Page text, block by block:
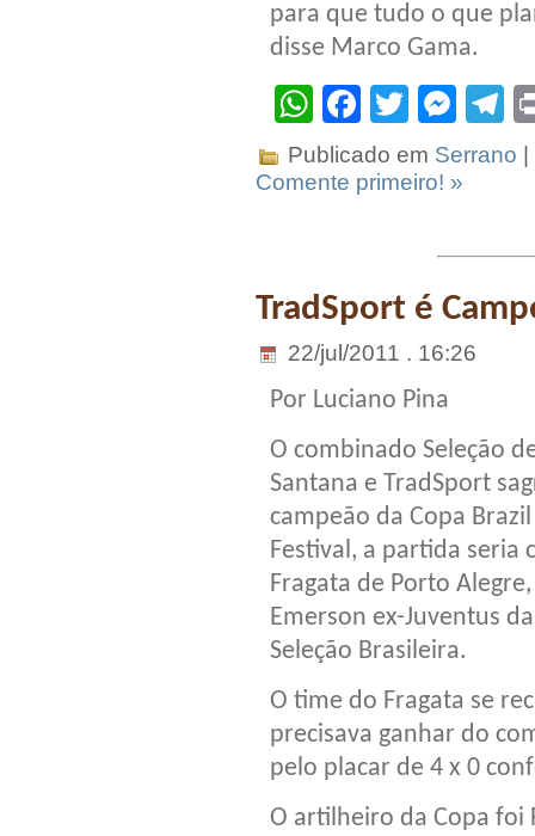
para que tudo o que
disse Marco Gama.
WhatsApp
Facebook
Twitter
Publicado em Serrano
Comente primeiro! »
TradSport é
22/jul/2011 . 16:26
Por Luciano Pina
O combinado Seleção
Santana e TradSport
campeão da Copa
Festival, a partida seria
Fragata de Porto
Emerson ex-Juventus
Seleção Brasileira.
O time do Fragata se
precisava ganhar do
pelo placar de 4 x 0
O artilheiro da Copa foi